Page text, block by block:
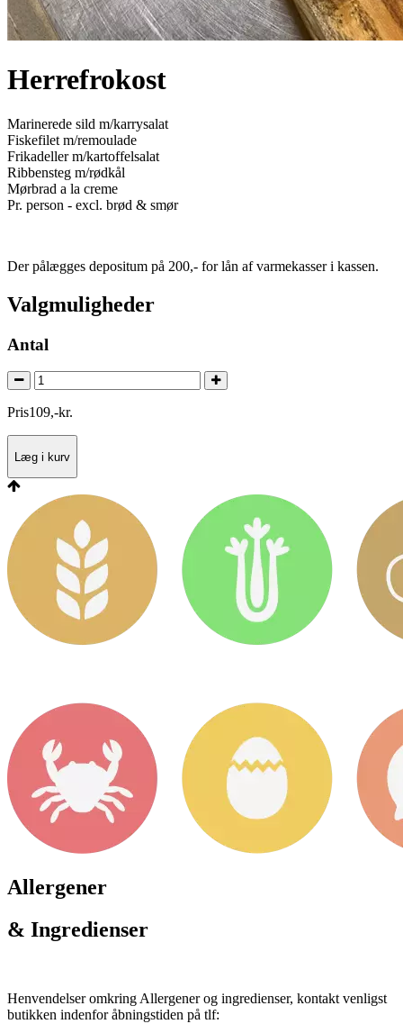
Herrefrokost
Marinerede sild m/karrysalat
Fiskefilet m/remoulade
Frikadeller m/kartoffelsalat
Ribbensteg m/rødkål
Mørbrad a la creme
Pr. person - excl. brød & smør
Der pålægges depositum på 200,- for lån af varmekasser i kassen.
Valgmuligheder
Antal
Pris109,-kr.
Læg i kurv
Allergener
& Ingredienser
Henvendelser omkring Allergener og ingredienser, kontakt venligst
butikken indenfor åbningstiden på tlf: